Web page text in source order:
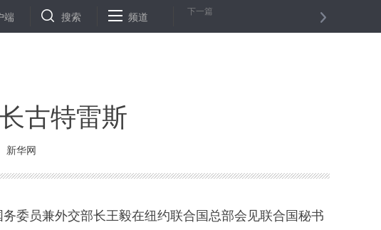
：“70年来中国人民取得了伟大成就”——访越中友好协会副主席阮荣光
端 搜索 频道 下一篇
古特雷斯
新华网
员兼外交部长王毅在纽约联合国总部会见联合国秘书